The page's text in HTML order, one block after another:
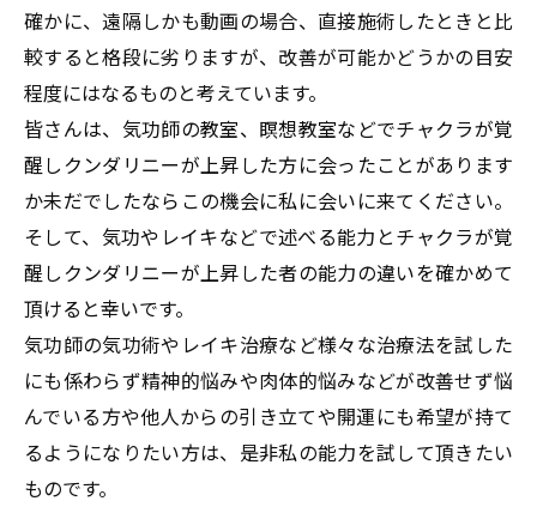
確かに、遠隔しかも動画の場合、直接施術したときと比
較すると格段に劣りますが、改善が可能かどうかの目安
程度にはなるものと考えています。
皆さんは、気功師の教室、瞑想教室などでチャクラが覚
醒しクンダリニーが上昇した方に会ったことがあります
か未だでしたならこの機会に私に会いに来てください。
そして、気功やレイキなどで述べる能力とチャクラが覚
醒しクンダリニーが上昇した者の能力の違いを確かめて
頂けると幸いです。
気功師の気功術やレイキ治療など様々な治療法を試した
にも係わらず精神的悩みや肉体的悩みなどが改善せず悩
んでいる方や他人からの引き立てや開運にも希望が持て
るようになりたい方は、是非私の能力を試して頂きたい
ものです。